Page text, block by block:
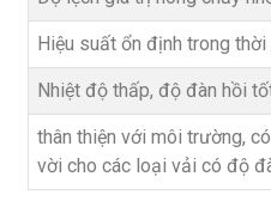
Hiệu suất ổn định trong thời
Nhiệt độ thấp, độ đàn hồi
thân thiện với môi trường,
vời cho các loại vải có độ